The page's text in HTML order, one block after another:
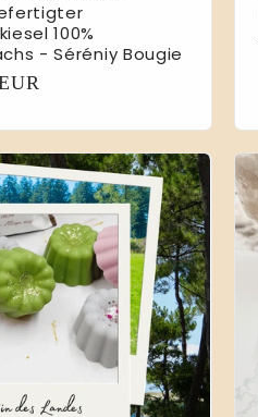
100%
- Séréniy Bougie